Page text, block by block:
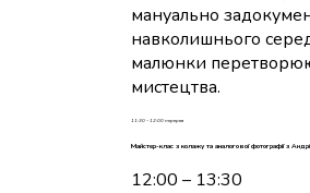
мануально
навколишнього
малюнки
мистецтва.
11:30 – 12:00 перерва
Майстер-клас з колажу та аналогової фотографії з
12:00 – 13:30